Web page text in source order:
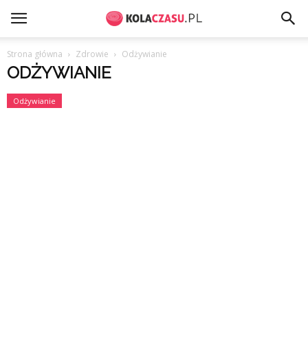
Strona główna Zdrowie Odżywianie
ODŻYWIANIE
Odżywianie